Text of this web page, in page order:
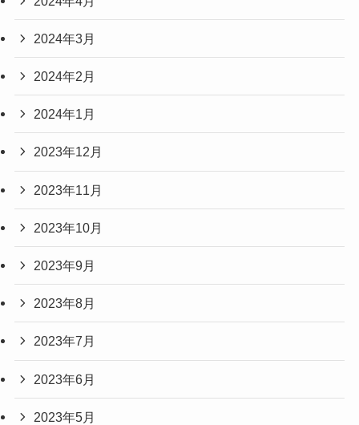
2024年3月
2024年2月
2024年1月
2023年12月
2023年11月
2023年10月
2023年9月
2023年8月
2023年7月
2023年6月
2023年5月